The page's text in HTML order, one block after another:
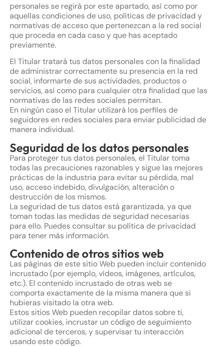
personales se regirá por este apartado, así como por
aquellas condiciones de uso, políticas de privacidad y
normativas de acceso que pertenezcan a la red social
que proceda en cada caso y que has aceptado
previamente.
El Titular tratará tus datos personales con la finalidad
de administrar correctamente su presencia en la red
social, informarte de sus actividades, productos o
servicios, así como para cualquier otra finalidad que las
normativas de las redes sociales permitan.
En ningún caso el Titular utilizará los perfiles de
seguidores en redes sociales para enviar publicidad de
manera individual.
Seguridad de los datos personales
Para proteger tus datos personales, el Titular toma
todas las precauciones razonables y sigue las mejores
prácticas de la industria para evitar su pérdida, mal
uso, acceso indebido, divulgación, alteración o
destrucción de los mismos.
La seguridad de tus datos está garantizada, ya que
toman todas las medidas de seguridad necesarias
para ello. Puedes consultar su política de privacidad
para tener más información.
Contenido de otros sitios web
Las páginas de este sitio Web pueden incluir contenido
incrustado (por ejemplo, vídeos, imágenes, artículos,
etc.). El contenido incrustado de otras web se
comporta exactamente de la misma manera que si
hubieras visitado la otra web.
Estos sitios Web pueden recopilar datos sobre ti,
utilizar cookies, incrustar un código de seguimiento
adicional de terceros, y supervisar tu interacción
usando este código.